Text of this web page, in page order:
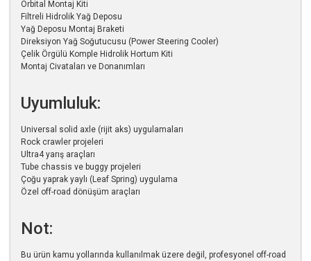
Orbital Montaj Kiti
Filtreli Hidrolik Yağ Deposu
Yağ Deposu Montaj Braketi
Direksiyon Yağ Soğutucusu (Power Steering Cooler)
Çelik Örgülü Komple Hidrolik Hortum Kiti
Montaj Civataları ve Donanımları
Uyumluluk:
Universal solid axle (rijit aks) uygulamaları
Rock crawler projeleri
Ultra4 yarış araçları
Tube chassis ve buggy projeleri
Çoğu yaprak yaylı (Leaf Spring) uygulama
Özel off-road dönüşüm araçları
Not:
Bu ürün kamu yollarında kullanılmak üzere değil, profesyonel off-road